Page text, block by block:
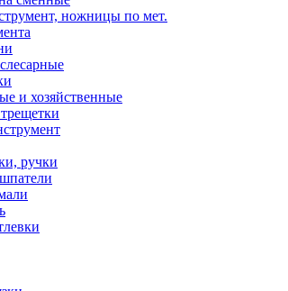
ножницы по мет.
и хозяйственные
ручки